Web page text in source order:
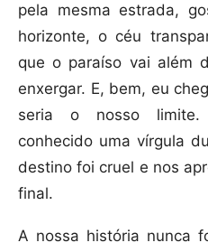
pela mesma estrada,
horizonte, o céu
que o paraíso vai além
enxergar. E, bem, eu
seria o nosso limite.
conhecido uma vírgula
destino foi cruel e nos
final.
A nossa história nunca